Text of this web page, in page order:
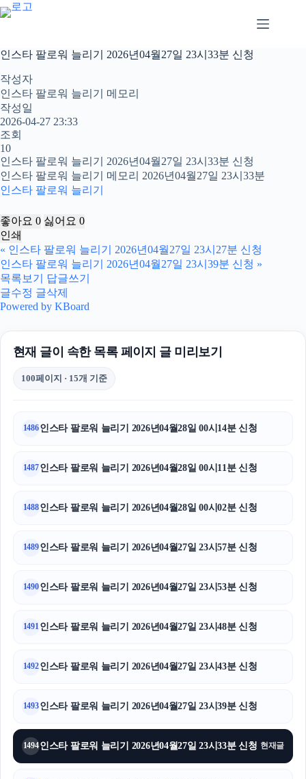
본
문
로
건
너
뛰
기
인스타 팔로워 늘리기 2026년04월27일 23시33분 신청
작성자
인스타 팔로워 늘리기 메모리
작성일
2026-04-27 23:33
조회
10
인스타 팔로워 늘리기 2026년04월27일 23시33분 신청
인스타 팔로워 늘리기 메모리 2026년04월27일 23시33분
인스타 팔로워 늘리기
좋아요 0 싫어요 0
인쇄
« 인스타 팔로워 늘리기 2026년04월27일 23시27분 신청
인스타 팔로워 늘리기 2026년04월27일 23시39분 신청 »
목록보기
답글쓰기
글수정 글삭제
Powered by KBoard
현재 글이 속한 목록 페이지 글 미리보기
100페이지 · 15개 기준
1486인스타 팔로워 늘리기 2026년04월28일 00시14분 신청
1487인스타 팔로워 늘리기 2026년04월28일 00시11분 신청
1488인스타 팔로워 늘리기 2026년04월28일 00시02분 신청
1489인스타 팔로워 늘리기 2026년04월27일 23시57분 신청
1490인스타 팔로워 늘리기 2026년04월27일 23시53분 신청
1491인스타 팔로워 늘리기 2026년04월27일 23시48분 신청
1492인스타 팔로워 늘리기 2026년04월27일 23시43분 신청
1493인스타 팔로워 늘리기 2026년04월27일 23시39분 신청
1494인스타 팔로워 늘리기 2026년04월27일 23시33분 신청 현재글